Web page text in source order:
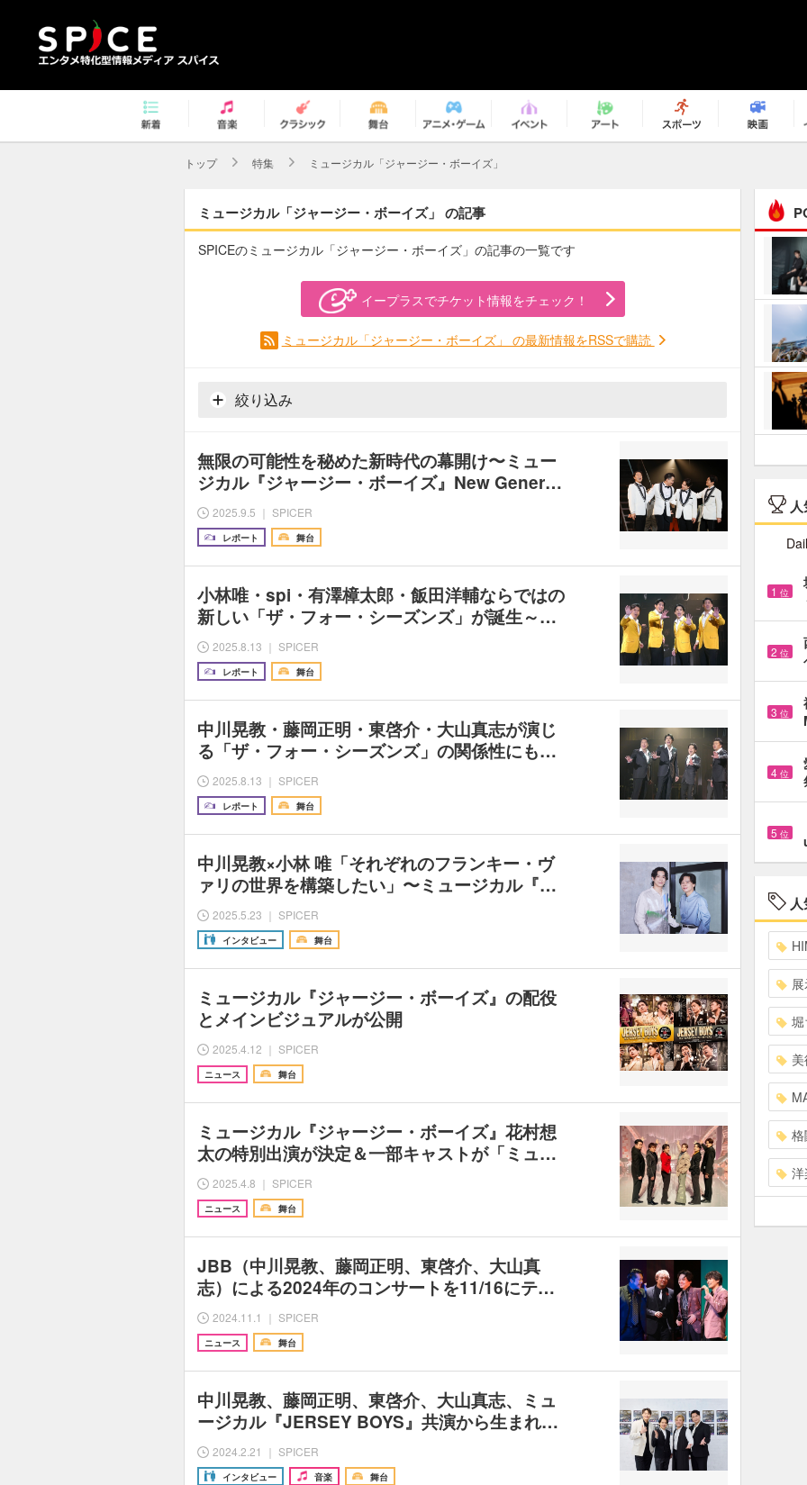
トップ 特集 ミュージカル「ジャージー・ボーイズ」
ミュージカル「ジャージー・ボーイズ」 の記事
SPICEのミュージカル「ジャージー・ボーイズ」の記事の一覧です
イープラスでチケット情報をチェック！
ミュージカル「ジャージー・ボーイズ」 の最新情報をRSSで購読
絞り込み
無限の可能性を秘めた新時代の幕開け〜ミュー
ジカル『ジャージー・ボーイズ』New Gener…
2025.9.5 ｜ SPICER
レポート 舞台
小林唯・spi・有澤樟太郎・飯田洋輔ならではの
新しい「ザ・フォー・シーズンズ」が誕生～…
2025.8.13 ｜ SPICER
レポート 舞台
中川晃教・藤岡正明・東啓介・大山真志が演じ
る「ザ・フォー・シーズンズ」の関係性にも…
2025.8.13 ｜ SPICER
レポート 舞台
中川晃教×小林 唯「それぞれのフランキー・ヴ
ァリの世界を構築したい」〜ミュージカル『…
2025.5.23 ｜ SPICER
インタビュー 舞台
ミュージカル『ジャージー・ボーイズ』の配役
とメインビジュアルが公開
2025.4.12 ｜ SPICER
ニュース 舞台
ミュージカル『ジャージー・ボーイズ』花村想
太の特別出演が決定＆一部キャストが「ミュ…
2025.4.8 ｜ SPICER
ニュース 舞台
JBB（中川晃教、藤岡正明、東啓介、大山真
志）による2024年のコンサートを11/16にテ…
2024.11.1 ｜ SPICER
ニュース 舞台
中川晃教、藤岡正明、東啓介、大山真志、ミュ
ージカル『JERSEY BOYS』共演から生まれ…
2024.2.21 ｜ SPICER
インタビュー 音楽 舞台
ｎｄ ｃｌｕｂ
1 位
2 位
3 位
4 位
5 位